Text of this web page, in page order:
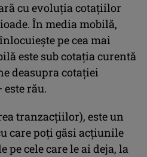
cu evoluția cotațiilor
În media mobilă,
pe cea mai
este sub cotația curentă
deasupra cotaţiei
este rău.
tranzacţiilor), este un
care poţi găsi acţiunile
pe cele care le ai deja, la